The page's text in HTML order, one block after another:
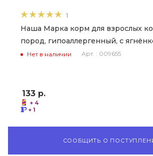
1
Наша Марка корм для взрослых
пород, гипоаллергенный, с
Нет в наличии Арт. : 009655
133 р.
+ 4
+ 1
СООБЩИТЬ О